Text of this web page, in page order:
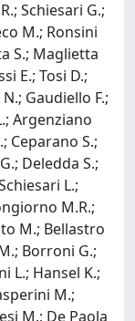
Schiesari G.;
M.; Ronsini
S.; Maglietta
E.; Tosi D.;
Gaudiello F.;
Argenziano
Ceparano S.;
Deledda S.;
L.;
M.R.;
M.; Bellastro
Borroni G.;
L.; Hansel K.;
M.;
M.; De Paola